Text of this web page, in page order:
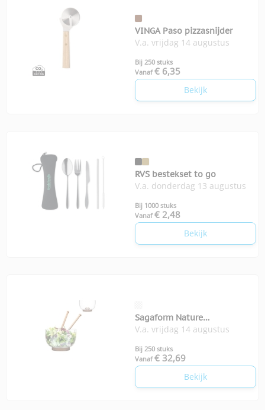
VINGA Paso pizzasnijder
V.a. vrijdag 14 augustus
Bij 250 stuks
Vanaf € 6,35
Bekijk
RVS bestekset to go
V.a. donderdag 13 augustus
Bij 1000 stuks
Vanaf € 2,48
Bekijk
Sagaform Nature
saladeschaal
V.a. vrijdag 14 augustus
Bij 250 stuks
Vanaf € 32,69
Bekijk